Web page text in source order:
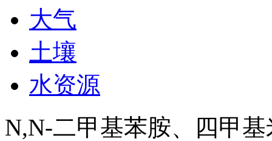
大气
土壤
水资源
N,N-二甲基苯胺、四甲